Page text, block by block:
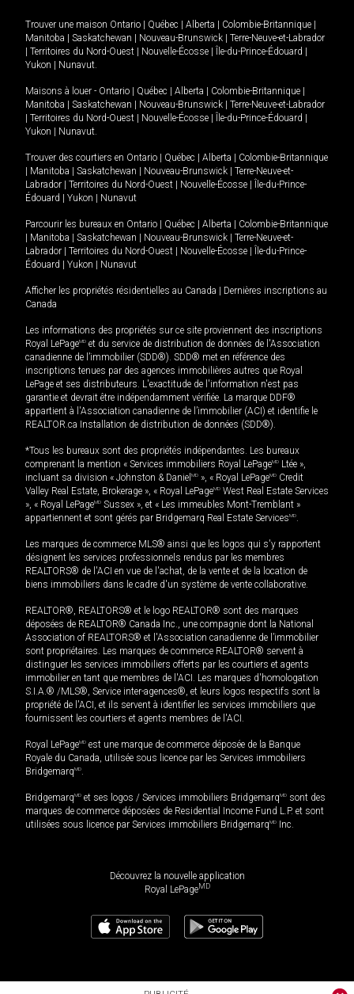
Trouver une maison Ontario | Québec | Alberta | Colombie-Britannique |
Manitoba | Saskatchewan | Nouveau-Brunswick | Terre-Neuve-et-Labrador
| Territoires du Nord-Ouest | Nouvelle-Écosse | Île-du-Prince-Édouard |
Yukon | Nunavut
Maisons à louer - Ontario | Québec | Alberta | Colombie-Britannique |
Manitoba | Saskatchewan | Nouveau-Brunswick | Terre-Neuve-et-Labrador
| Territoires du Nord-Ouest | Nouvelle-Écosse | Île-du-Prince-Édouard |
Yukon | Nunavut
Trouver des courtiers en Ontario | Québec | Alberta | Colombie-Britannique
| Manitoba | Saskatchewan | Nouveau-Brunswick | Terre-Neuve-et-
Labrador | Territoires du Nord-Ouest | Nouvelle-Écosse | Île-du-Prince-
Édouard | Yukon | Nunavut
Parcourir les bureaux en Ontario | Québec | Alberta | Colombie-Britannique
| Manitoba | Saskatchewan | Nouveau-Brunswick | Terre-Neuve-et-
Labrador | Territoires du Nord-Ouest | Nouvelle-Écosse | Île-du-Prince-
Édouard | Yukon | Nunavut
Afficher les propriétés résidentielles au Canada | Dernières inscriptions au
Canada
Les informations des propriétés sur ce site proviennent des inscriptions
Royal LePageMD et du service de distribution de données de l'Association
canadienne de l’immobilier (SDD®). SDD® met en référence des
inscriptions tenues par des agences immobilières autres que Royal
LePage et ses distributeurs. L'exactitude de l'information n'est pas
garantie et devrait être indépendamment vérifiée. La marque DDF®
appartient à l'Association canadienne de l’immobilier (ACI) et identifie le
REALTOR.ca Installation de distribution de données (SDD®).
*Tous les bureaux sont des propriétés indépendantes. Les bureaux
comprenant la mention « Services immobiliers Royal LePageMD Ltée »,
incluant sa division « Johnston & Daniel MD », « Royal LePageMD Credit
Valley Real Estate, Brokerage », « Royal LePageMD West Real Estate Services
», « Royal LePageMD Sussex », et « Les immeubles Mont-Tremblant »
appartiennent et sont gérés par Bridgemarq Real Estate ServicesMD
Les marques de commerce MLS® ainsi que les logos qui s'y rapportent
désignent les services professionnels rendus par les membres
REALTORS® de l'ACI en vue de l'achat, de la vente et de la location de
biens immobiliers dans le cadre d'un système de vente collaborative.
REALTOR®, REALTORS® et le logo REALTOR® sont des marques
déposées de REALTOR® Canada Inc., une compagnie dont la National
Association of REALTORS® et l'Association canadienne de l’immobilier
sont propriétaires. Les marques de commerce REALTOR® servent à
distinguer les services immobiliers offerts par les courtiers et agents
immobilier en tant que membres de l'ACI. Les marques d'homologation
S.I.A.® /MLS®, Service inter-agences®, et leurs logos respectifs sont la
propriété de l'ACI, et ils servent à identifier les services immobiliers que
fournissent les courtiers et agents membres de l'ACI.
Royal LePageMD est une marque de commerce déposée de la Banque
Royale du Canada, utilisée sous licence par les Services immobiliers
BridgemarqMD
BridgemarqMD et ses logos / Services immobiliers BridgemarqMD sont des
marques de commerce déposées de Residential Income Fund L.P. et sont
utilisées sous licence par Services immobiliers BridgemarqMD Inc.
Découvrez la nouvelle application
Royal LePageMD